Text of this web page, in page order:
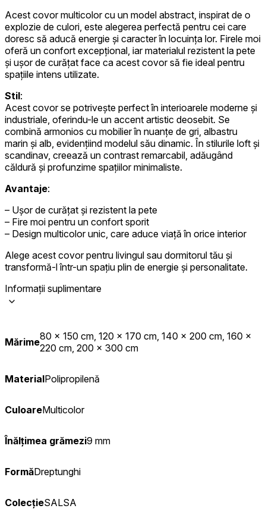
Acest covor multicolor cu un model abstract, inspirat de o
explozie de culori, este alegerea perfectă pentru cei care
doresc să aducă energie și caracter în locuința lor. Firele moi
oferă un confort excepțional, iar materialul rezistent la pete
și ușor de curățat face ca acest covor să fie ideal pentru
spațiile intens utilizate.
Stil:
Acest covor se potrivește perfect în interioarele moderne și
industriale, oferindu-le un accent artistic deosebit. Se
combină armonios cu mobilier în nuanțe de gri, albastru
marin și alb, evidențiind modelul său dinamic. În stilurile loft și
scandinav, creează un contrast remarcabil, adăugând
căldură și profunzime spațiilor minimaliste.
Avantaje:
– Ușor de curățat și rezistent la pete
– Fire moi pentru un confort sporit
– Design multicolor unic, care aduce viață în orice interior
Alege acest covor pentru livingul sau dormitorul tău și
transformă-l într-un spațiu plin de energie și personalitate.
Informații suplimentare
Mărime80 x 150 cm, 120 x 170 cm, 140 x 200 cm, 160 x
220 cm, 200 x 300 cm
MaterialPolipropilenă
CuloareMulticolor
Înălțimea grămezi9 mm
FormăDreptunghi
ColecțieSALSA